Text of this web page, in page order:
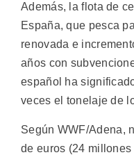
Además, la flota de
España, que pesca
renovada e
años con
español ha
veces el tonelaje de
Según WWF/Adena,
de euros (24